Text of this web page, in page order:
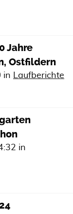
Jahre
Ostfildern
in Laufberichte
in